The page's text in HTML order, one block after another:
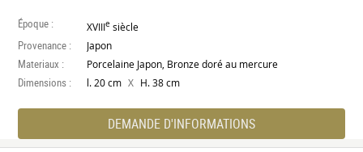
Époque : XVIIIe siècle
Provenance : Japon
Materiaux : Porcelaine Japon, Bronze doré au mercure
Dimensions : l. 20 cm X H. 38 cm
DEMANDE D'INFORMATIONS